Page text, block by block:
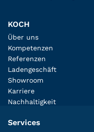
KOCH
Über uns
Kompetenzen
Referenzen
Ladengeschäft
Showroom
Karriere
Nachhaltigkeit
Services